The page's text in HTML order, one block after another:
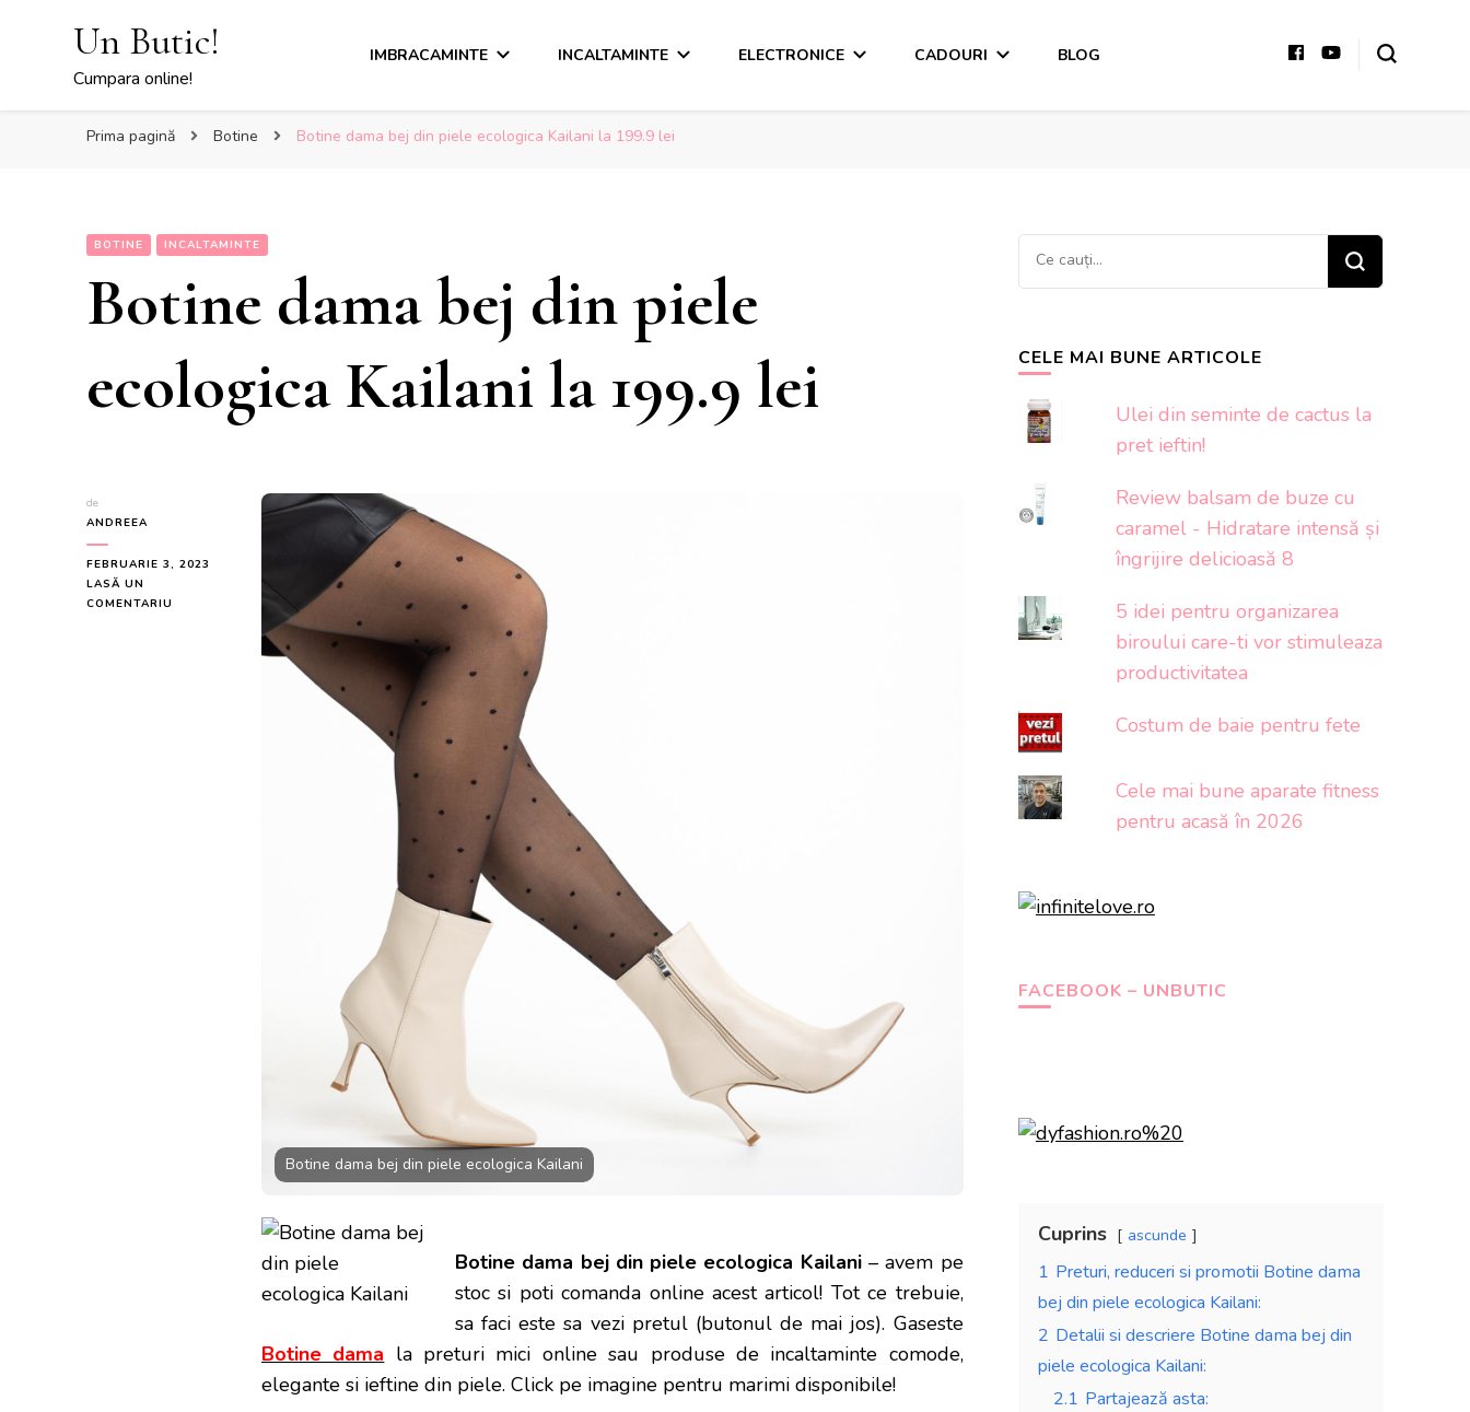
Un Butic!
Cumpara online!
IMBRACAMINTE INCALTAMINTE ELECTRONICE CADOURI BLOG
Prima pagină Botine Botine dama bej din piele ecologica Kailani la 199.9 lei
BOTINE INCALTAMINTE
Botine dama bej din piele
ecologica Kailani la 199.9 lei
de
ANDREEA
FEBRUARIE 3, 2023
LASĂ UN
COMENTARIU
Botine dama bej din piele ecologica Kailani
Botine dama bej din piele ecologica Kailani– avem pe
stoc si poti comanda online acest articol! Tot ce trebuie,
sa faci este sa vezi pretul (butonul de mai jos). Gaseste
Botine dama la preturi mici online sau produse de incaltaminte comode,
elegante si ieftine din piele. Click pe imagine pentru marimi disponibile!
Cauți
ceva?
CELE MAI BUNE ARTICOLE
Ulei din seminte de cactus la
pret ieftin!
Review balsam de buze cu
caramel - Hidratare intensă și
îngrijire delicioasă 8
5 idei pentru organizarea
biroului care-ti vor stimuleaza
productivitatea
Costum de baie pentru fete
Cele mai bune aparate fitness
pentru acasă în 2026
FACEBOOK – UNBUTIC
Cuprins ascunde
1 Preturi, reduceri si promotii Botine dama
bej din piele ecologica Kailani:
2 Detalii si descriere Botine dama bej din
piele ecologica Kailani:
2.1 Partajează asta: